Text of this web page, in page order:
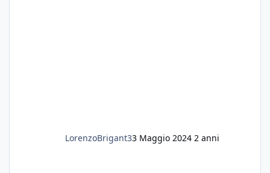
LorenzoBrigant33 Maggio 2024 2 anni